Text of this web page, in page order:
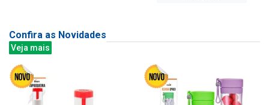
Confira as Novidades
Veja mais